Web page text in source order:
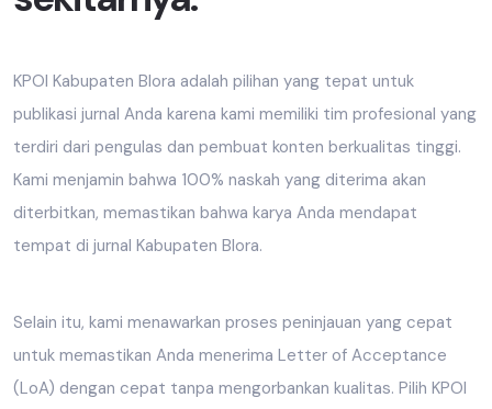
KPOI Kabupaten Blora adalah pilihan yang tepat untuk
publikasi jurnal Anda karena kami memiliki tim profesional yang
terdiri dari pengulas dan pembuat konten berkualitas tinggi.
Kami menjamin bahwa 100% naskah yang diterima akan
diterbitkan, memastikan bahwa karya Anda mendapat
tempat di jurnal Kabupaten Blora.
Selain itu, kami menawarkan proses peninjauan yang cepat
untuk memastikan Anda menerima Letter of Acceptance
(LoA) dengan cepat tanpa mengorbankan kualitas. Pilih KPOI